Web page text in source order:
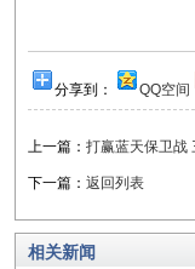
分享到： QQ空间
上一篇： 打赢蓝天保卫战
下一篇： 返回列表
相关新闻